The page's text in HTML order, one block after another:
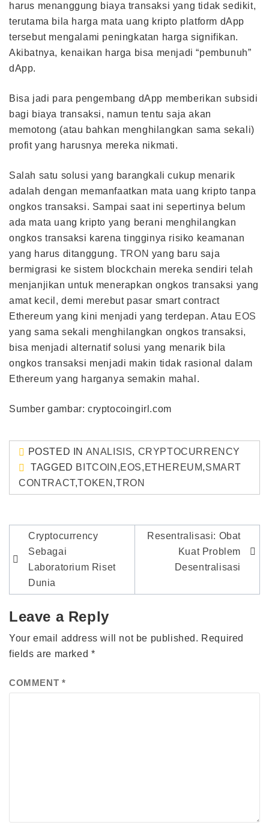
harus menanggung biaya transaksi yang tidak sedikit,
terutama bila harga mata uang kripto platform dApp
tersebut mengalami peningkatan harga signifikan.
Akibatnya, kenaikan harga bisa menjadi “pembunuh”
dApp.
Bisa jadi para pengembang dApp memberikan subsidi
bagi biaya transaksi, namun tentu saja akan
memotong (atau bahkan menghilangkan sama sekali)
profit yang harusnya mereka nikmati.
Salah satu solusi yang barangkali cukup menarik
adalah dengan memanfaatkan mata uang kripto tanpa
ongkos transaksi. Sampai saat ini sepertinya belum
ada mata uang kripto yang berani menghilangkan
ongkos transaksi karena tingginya risiko keamanan
yang harus ditanggung. TRON yang baru saja
bermigrasi ke sistem blockchain mereka sendiri telah
menjanjikan untuk menerapkan ongkos transaksi yang
amat kecil, demi merebut pasar smart contract
Ethereum yang kini menjadi yang terdepan. Atau EOS
yang sama sekali menghilangkan ongkos transaksi,
bisa menjadi alternatif solusi yang menarik bila
ongkos transaksi menjadi makin tidak rasional dalam
Ethereum yang harganya semakin mahal.
Sumber gambar: cryptocoingirl.com
POSTED IN ANALISIS, CRYPTOCURRENCY
TAGGED BITCOIN ,EOS, ETHEREUM,SMART
CONTRACT,TOKEN ,TRON
Post
navigation
Cryptocurrency
Sebagai
Laboratorium Riset
Dunia
Resentralisasi: Obat
Kuat Problem
Desentralisasi
Leave a Reply
Your email address will not be published. Required
fields are marked *
COMMENT *